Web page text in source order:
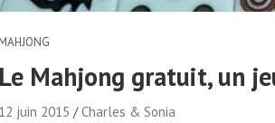
MAHJONG
Le Mahjong gratuit, un
12 juin 2015 Charles & Sonia